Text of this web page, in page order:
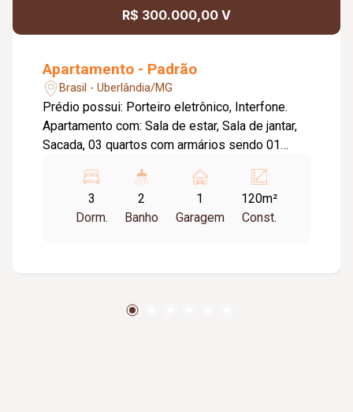
R$ 300.000,00 V
Apartamento - Padrão
Brasil - Uberlândia/MG
Prédio possui: Porteiro eletrônico, Interfone.
Apartamento com: Sala de estar, Sala de jantar,
Sacada, 03 quartos com armários sendo 01
armário, Área de serviço, Dependência completa
de serviço, Varanda, Piso tabua corrida,
cerâmica e taco, Laje, Padrão Trifásico, 01 vaga
3
Dorm.
2
Banho
1
Garagem
120m²
Const.